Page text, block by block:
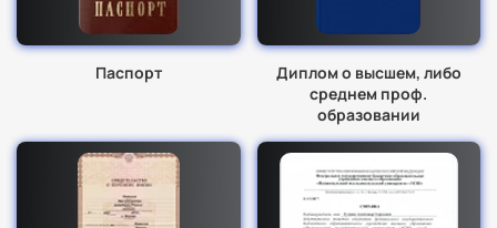
Паспорт
Диплом о высшем, либо
среднем проф.
образовании